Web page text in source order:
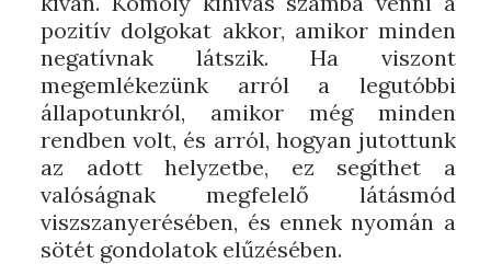
pozitív dolgokat akkor, amikor minden
negatívnak látszik. Ha viszont
megemlékezünk arról a legutóbbi
állapotunkról, amikor még minden
rendben volt, és arról, hogyan jutottunk
az adott helyzetbe, ez segíthet a
valóságnak megfelelő látásmód
viszszanyerésében, és ennek nyomán a
sötét gondolatok elűzésében.